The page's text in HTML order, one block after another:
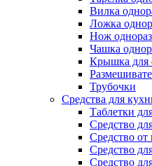
Вилка
Ложка
Нож
Чашка
Крышка для
Трубочки
Средства для
Таблетки
Средство
Средство от
Средство
Средство